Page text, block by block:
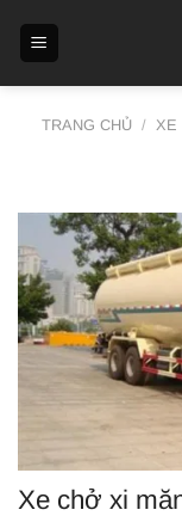
TRANG CHỦ / XE
Xe chở xi